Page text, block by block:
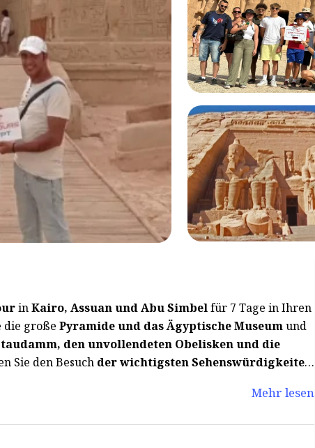
inKairo, Assuan und Abu Simbelfür 7 Tage in Ihren
die große Pyramide und das Ägyptische Museumund
den unvollendeten Obelisken und die
Sie den Besuch der wichtigsten Sehenswürdigkeiten
Mehr lesen